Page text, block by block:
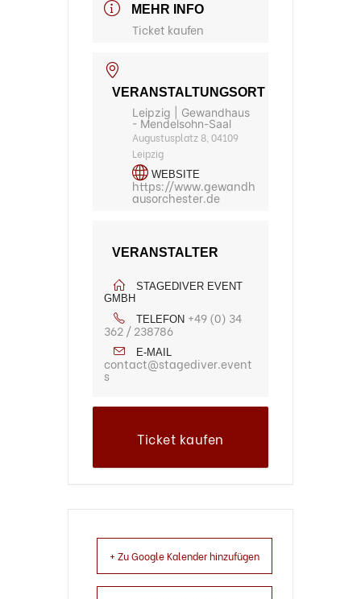
MEHR INFO
Ticket kaufen
VERANSTALTUNGSORT
Leipzig | Gewandhaus
- Mendelsohn-Saal
Augustusplatz 8, 04109
Leipzig
WEBSITE
https://www.gewandh
ausorchester.de
VERANSTALTER
STAGEDIVER EVENT
GMBH
TELEFON +49 (0) 34
362 / 238786
E-MAIL
contact@stagediver.event
s
Ticket kaufen
+ Zu Google Kalender hinzufügen